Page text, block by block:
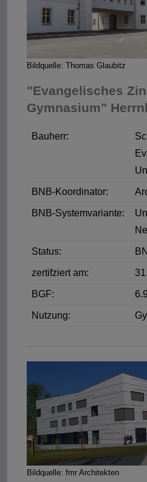
Bildquelle: Thomas Glaubitz
"Evangelisches
Gymnasium"
Bauherr:
BNB-Koordinator:
BNB-Systemvariante:
Status:
zertifziert am:
BGF:
Nutzung:
Bildquelle: fmr Architekten